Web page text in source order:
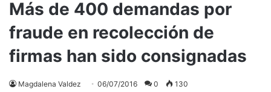
Más de 400 demandas por
fraude en recolección de
firmas han sido consignadas
Magdalena Valdez 06/07/2016 0 130